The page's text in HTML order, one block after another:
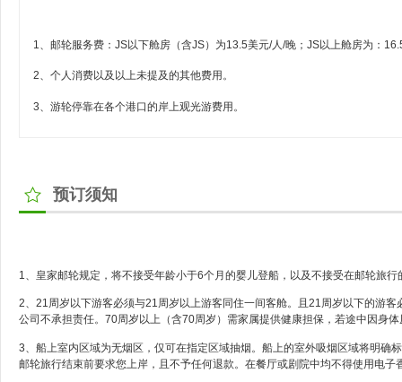
1、邮轮服务费：JS以下舱房（含JS）为13.5美元/人/晚；JS以上舱房为：
2、个人消费以及以上未提及的其他费用。
3、游轮停靠在各个港口的岸上观光游费用。
预订须知
1、皇家邮轮规定，将不接受年龄小于6个月的婴儿登船，以及不接受在邮轮旅
2、21周岁以下游客必须与21周岁以上游客同住一间客舱。且21周岁以下的游
公司不承担责任。70周岁以上（含70周岁）需家属提供健康担保，若途中因身
3、船上室内区域为无烟区，仅可在指定区域抽烟。船上的室外吸烟区域将明
邮轮旅行结束前要求您上岸，且不予任何退款。在餐厅或剧院中均不得使用电子